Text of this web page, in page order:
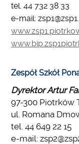
tel. 44 732 38 33
e-mail:
Zespół Szkół
Dyrektor Artur
97-300 Piotrków
ul. Romana
tel. 44 649 22 15
e-mail: